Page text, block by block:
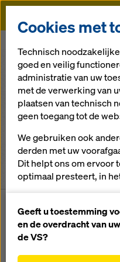
Doka
Alle continenten
Alle landen
Alle steden
275Vestigingen
Hoofdagentschap GLP
Cookies met
Technisch
goed en veilig
administratie van uw
met de verwerking van
plaatsen van technisch
geen toegang tot de
We gebruiken ook
derden met uw
Dit helpt ons om ervoor
optimaal presteert, in
van onze website
cookies),
het
Geeft u toestemming
en de overdracht van
de VS?